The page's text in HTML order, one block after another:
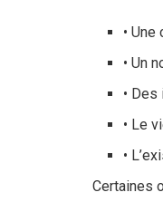
•
• Un
•
• Le
•
Certaines